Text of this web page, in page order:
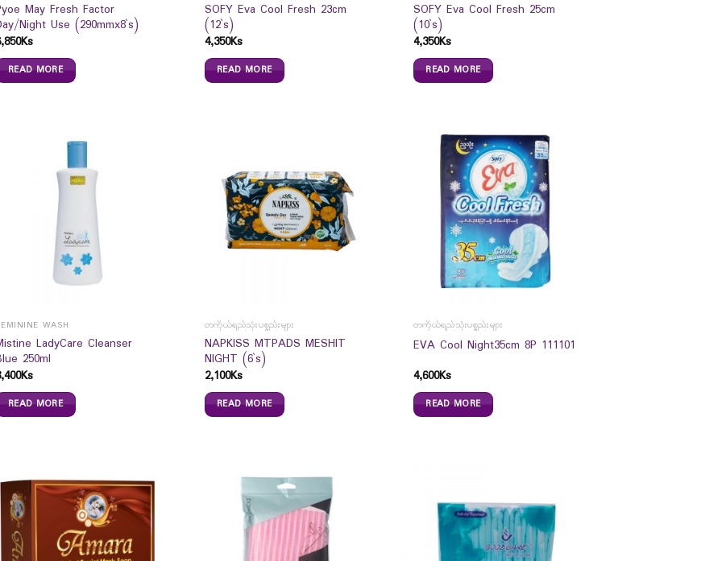
May Fresh Factor
Night Use (290mmx8`s)
Ks
READ MORE
SOFY Eva Cool Fresh 23cm
(12`s)
4,350Ks
READ MORE
SOFY Eva Cool Fresh 25cm
(10`s)
4,350Ks
READ MORE
WASH
LadyCare Cleanser
250ml
Ks
READ MORE
တကိုယ်ရည်သုံးပစ္စည်းများ
NAPKISS MTPADS MESHIT
NIGHT (6`s)
2,100Ks
READ MORE
တကိုယ်ရည်သုံးပစ္စည်းများ
EVA Cool Night35cm 8P 111101
4,600Ks
READ MORE